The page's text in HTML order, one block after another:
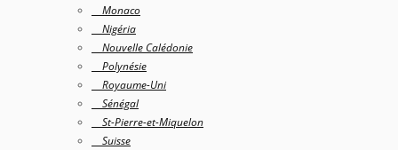
Monaco
Nigéria
Nouvelle Calédonie
Polynésie
Royaume-Uni
Sénégal
St-Pierre-et-Miquelon
Suisse